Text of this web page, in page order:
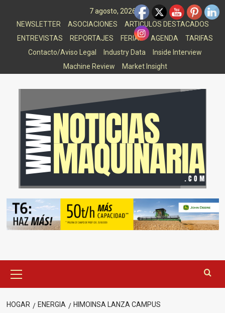
7 agosto, 2026
NEWSLETTER
ASOCIACIONES
ARTICULOS DESTACADOS
ENTREVISTAS
REPORTAJES FERIAS AGENDA
TARIFAS
Contacto/Aviso Legal
Industry Data
Inside Interview
Machine Review
Market Insight
principal
HOGAR ENERGIA HIMOINSA LANZA CAMPUS